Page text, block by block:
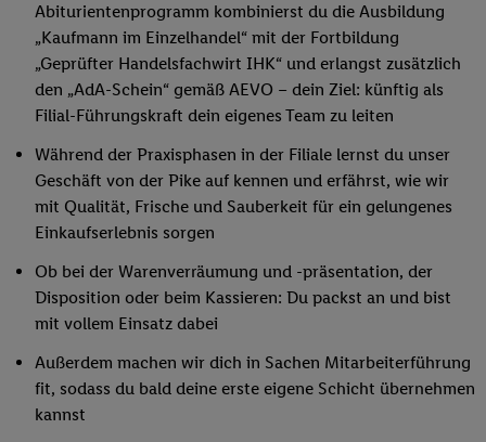
Abiturientenprogramm kombinierst du die Ausbildung
„Kaufmann im Einzelhandel“ mit der Fortbildung
„Geprüfter Handelsfachwirt IHK“ und erlangst zusätzlich
den „AdA-Schein“ gemäß AEVO – dein Ziel: künftig als
Filial-Führungskraft dein eigenes Team zu leiten
Während der Praxisphasen in der Filiale lernst du unser
Geschäft von der Pike auf kennen und erfährst, wie wir
mit Qualität, Frische und Sauberkeit für ein gelungenes
Einkaufserlebnis sorgen
Ob bei der Warenverräumung und -präsentation, der
Disposition oder beim Kassieren: Du packst an und bist
mit vollem Einsatz dabei
Außerdem machen wir dich in Sachen Mitarbeiterführung
fit, sodass du bald deine erste eigene Schicht übernehmen
kannst